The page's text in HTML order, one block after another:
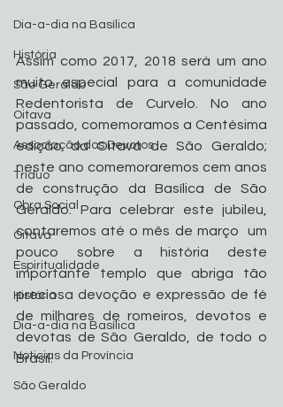
Dia-a-dia na Basílica
História
São Geraldo
Oitava
Associação dos Devotos
Tríduo
Obra Social
Oitava
Espiritualidade
História
Dia-a-dia na Basílica
Noticias da Província
São Geraldo
Assim como 2017, 2018 será um ano
muito especial para a comunidade
Redentorista de Curvelo. No ano
passado, comemoramos a Centésima
edição da Oitava de São Geraldo;
neste ano comemoraremos cem anos
de construção da Basílica de São
Geraldo. Para celebrar este jubileu,
contaremos até o mês de março  um
pouco sobre a história deste
importante templo que abriga tão
preciosa devoção e expressão de fé
de milhares de romeiros, devotos e
devotas de São Geraldo, de todo o
Brasil.